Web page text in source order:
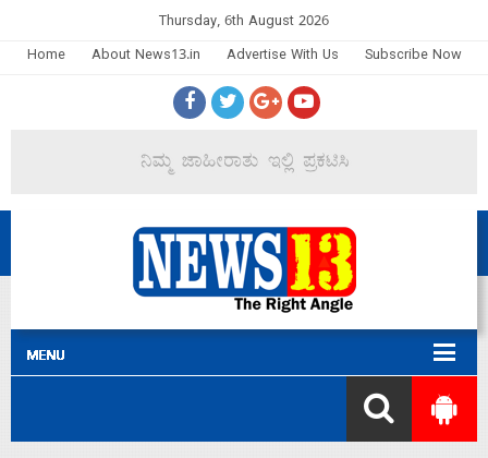
Thursday, 6th August 2026
Home
About News13.in Advertise With Us Subscribe Now